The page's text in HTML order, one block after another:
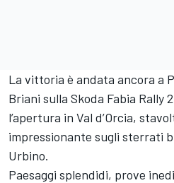
La vittoria è andata ancora a
Briani sulla Skoda Fabia Rally
l’apertura in Val d’Orcia,
impressionante sugli sterrati
Urbino.
Paesaggi splendidi, prove